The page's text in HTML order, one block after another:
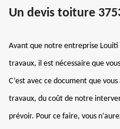
Un devis toiture
Avant que notre entreprise
travaux, il est nécessaire que
C’est avec ce document que
travaux, du coût de notre
prévoir. Pour ce faire, vous